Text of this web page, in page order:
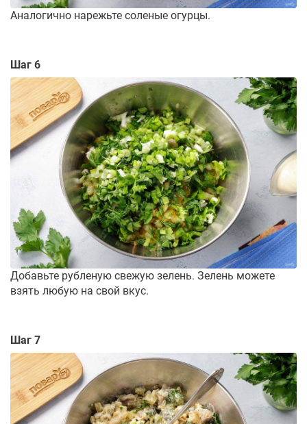
Аналогично нарежьте соленые огурцы.
Шаг 6
Добавьте рубленую свежую зелень. Зелень можете
взять любую на свой вкус.
Шаг 7